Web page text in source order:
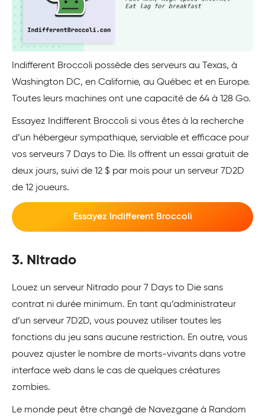
Indifferent Broccoli possède des serveurs au Texas, à
Washington DC, en Californie, au Québec et en Europe.
Toutes leurs machines ont une capacité de 64 à 128 Go.
Essayez Indifferent Broccoli si vous êtes à la recherche
d’un hébergeur sympathique, serviable et efficace pour
vos serveurs 7 Days to Die. Ils offrent un essai gratuit de
deux jours, suivi de 12 $ par mois pour un serveur 7D2D
de 12 joueurs.
Essayez Indifferent Broccoli
3. Nitrado
Louez un serveur Nitrado pour 7 Days to Die sans
contrat ni durée minimum. En tant qu’administrateur
d’un serveur 7D2D, vous pouvez utiliser toutes les
fonctions du jeu sans aucune restriction. En outre, vous
pouvez ajuster le nombre de morts-vivants dans votre
interface web dans le cas de quelques créatures
zombies.
Le monde peut être changé de Navezgane à Random